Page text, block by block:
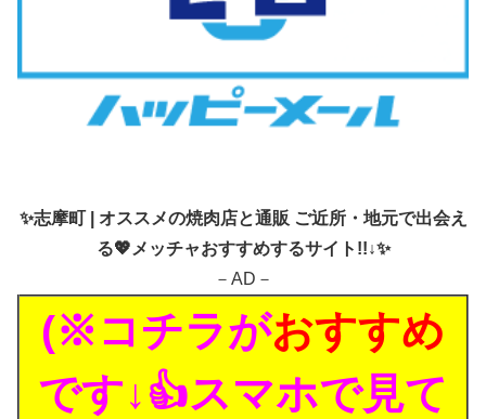
✨志摩町 | オススメの焼肉店と通販 ご近所・地元で出会え
る💖メッチャおすすめするサイト!!↓✨
－AD－
(※コチラがおすすめ
です↓👍スマホで見て